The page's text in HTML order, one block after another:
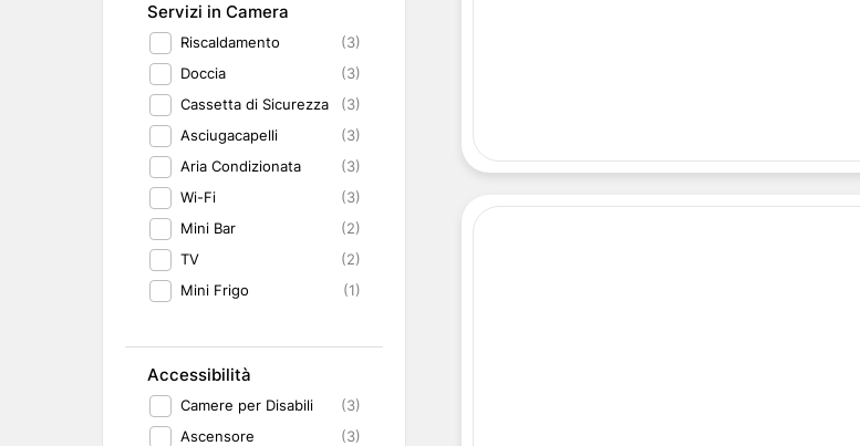
Servizi in Camera
Riscaldamento
(3)
Doccia
(3)
Cassetta di Sicurezza
(3)
Asciugacapelli
(3)
Aria Condizionata
(3)
Wi-Fi
(3)
Mini Bar
(2)
TV
(2)
Mini Frigo
(1)
Accessibilità
Camere per Disabili
(3)
Ascensore
(3)